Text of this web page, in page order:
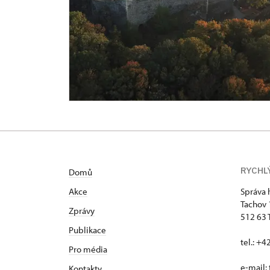
Domů
Akce
Zprávy
Publikace
Pro média
Správa
Tachov
512 63
tel.:
e-mail: